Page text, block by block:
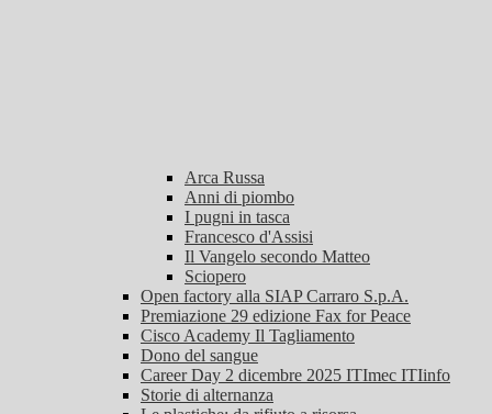
Arca Russa
Anni di piombo
I pugni in tasca
Francesco d'Assisi
Il Vangelo secondo Matteo
Sciopero
Open factory alla SIAP Carraro S.p.A.
Premiazione 29 edizione Fax for Peace
Cisco Academy Il Tagliamento
Dono del sangue
Career Day 2 dicembre 2025 ITImec ITIinfo
Storie di alternanza